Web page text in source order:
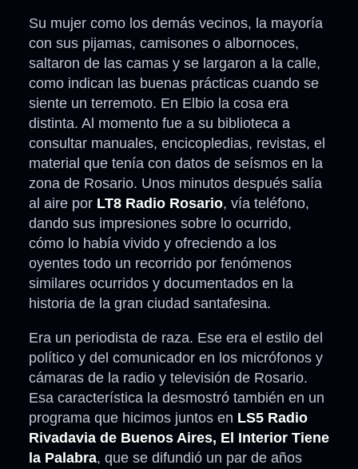
Su mujer como los demás vecinos, la mayoría
con sus pijamas, camisones o albornoces,
saltaron de las camas y se largaron a la calle,
como indican las buenas prácticas cuando se
siente un terremoto. En Elbio la cosa era
distinta. Al momento fue a su biblioteca a
consultar manuales, encicopledias, revistas, el
material que tenía con datos de seísmos en la
zona de Rosario. Unos minutos después salía
al aire por LT8 Radio Rosario, vía teléfono,
dando sus impresiones sobre lo ocurrido,
cómo lo había vivido y ofreciendo a los
oyentes todo un recorrido por fenómenos
similares ocurridos y documentados en la
historia de la gran ciudad santafesina.
Era un periodista de raza. Ese era el estilo del
político y del comunicador en los micrófonos y
cámaras de la radio y televisión de Rosario.
Esa característica la desmostró también en un
programa que hicimos juntos en LS5 Radio
Rivadavia de Buenos Aires, El Interior Tiene
la Palabra, que se difundió un par de años